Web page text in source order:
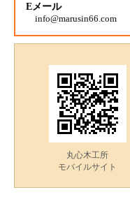
Eメール
info@marusin66.com
丸心木工所
モバイルサイト